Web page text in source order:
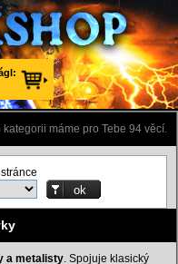
Seznam skupin
kategorii máme pro Tebe 94 věcí.
a metalisty. Spojuje klasický